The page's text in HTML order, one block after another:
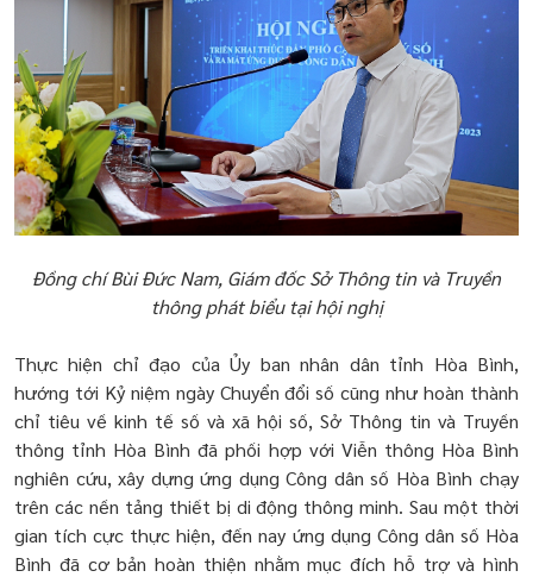
Đồng chí Bùi Đức Nam, Giám đốc Sở Thông tin và Truyền
thông phát biểu tại hội nghị
Thực hiện chỉ đạo của Ủy ban nhân dân tỉnh Hòa Bình,
hướng tới Kỷ niệm ngày Chuyển đổi số cũng như hoàn thành
chỉ tiêu về kinh tế số và xã hội số, Sở Thông tin và Truyền
thông tỉnh Hòa Bình đã phối hợp với Viễn thông Hòa Bình
nghiên cứu, xây dựng ứng dụng Công dân số Hòa Bình chạy
trên các nền tảng thiết bị di động thông minh. Sau một thời
gian tích cực thực hiện, đến nay ứng dụng Công dân số Hòa
Bình đã cơ bản hoàn thiện nhằm mục đích hỗ trợ và hình